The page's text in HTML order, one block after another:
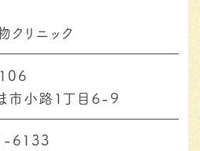
クリニック
市小路１丁目６-９
6133